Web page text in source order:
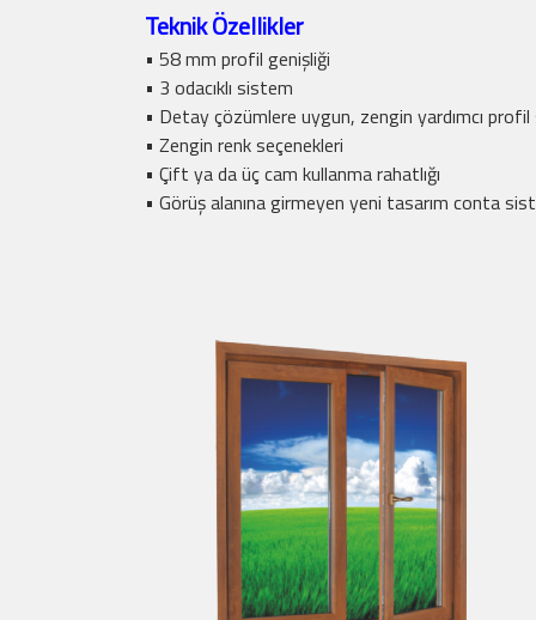
Teknik Özellikler
• 58 mm profil genişliği
• 3 odacıklı sistem
• Detay çözümlere uygun, zengin yardımcı
• Zengin renk seçenekleri
• Çift ya da üç cam kullanma rahatlığı
• Görüş alanına girmeyen yeni tasarım conta